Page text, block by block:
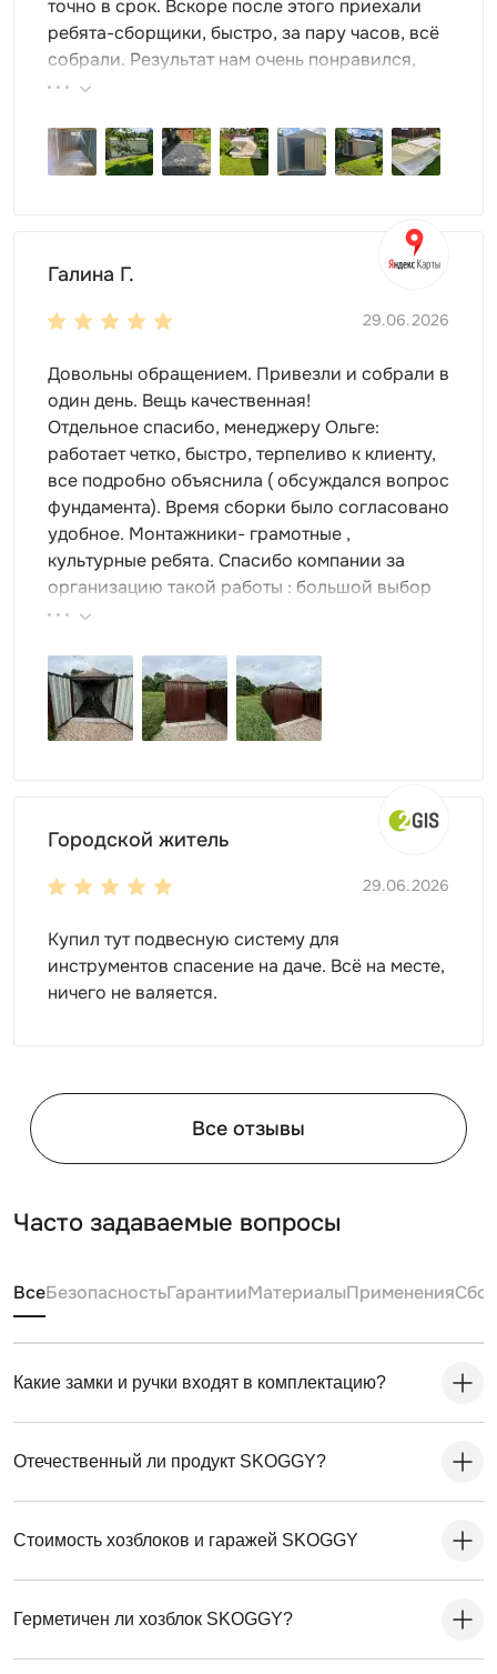
паллеты
крючки и т.д.
Особенности модели
гарантированно разместится все необходимое.
Это может быть 5 велосипедов, крупный и мелкий
В контейнере дверь расположена с торца, что
Настил пола - OSB плита 18 мм толщиной
Высота двускатной крыши
высота в коньке - 2,45 м
высота у основания крыши - 2,06 м
Цвет можно выбрать любой из стандартных RAL. Но
также доступны другие, нестандартные, цвета RAL по
индивидуальному запросу.
подготовка фундамента, достаточно установить
фундаментные блоки. Ниже представлена схема
расстановки:
точно в срок. Вскоре после этого приехали
ребята-сборщики, быстро, за пару часов, всё
собрали. Результат нам очень понравился,
поэтому всем советуем эту фирму.
Галина Г.
29.06.2026
Довольны обращением. Привезли и собрали в
один день. Вещь качественная!
Отдельное спасибо, менеджеру Ольге:
работает четко, быстро, терпеливо к клиенту,
все подробно объяснила ( обсуждался вопрос
фундамента). Время сборки было согласовано
удобное. Монтажники- грамотные ,
культурные ребята. Спасибо компании за
организацию такой работы : большой выбор
продукции, реальные цены.
Городской житель
29.06.2026
Купил тут подвесную систему для
инструментов спасение на даче. Всё на месте,
ничего не валяется.
Все отзывы
Часто задаваемые вопросы
ВсеБезопасностьГарантииМатериалыПрименения
Какие замки и ручки входят в комплектацию?
Отечественный ли продукт SKOGGY?
Стоимость хозблоков и гаражей SKOGGY
Герметичен ли хозблок SKOGGY?